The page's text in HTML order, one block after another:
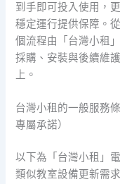
到手即可投入使用，
穩定運行提供保障。
個流程由「台灣小租
採購、安裝與後續維
上。
台灣小租的一般服務
專屬承諾）
以下為「台灣小租」
類似教室設備更新需